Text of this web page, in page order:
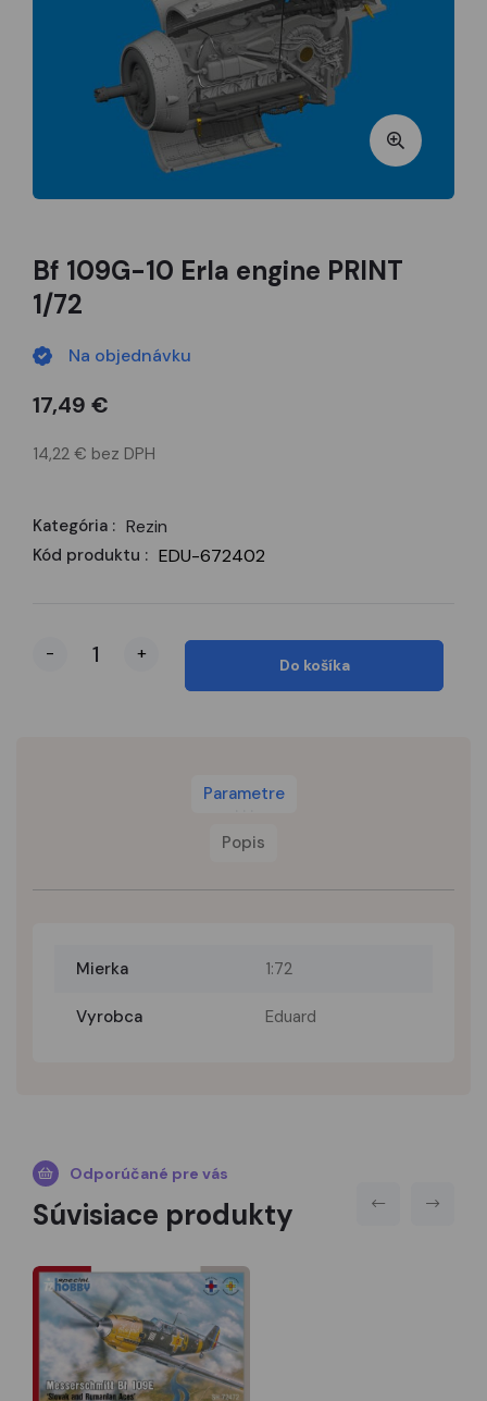
Bf 109G-10 Erla engine PRINT
1/72
Na objednávku
17,49 €
14,22 € bez DPH
Kategória : Rezin
Kód produktu : EDU-672402
- +
Do košíka
Parametre
Popis
Mierka 1:72
Vyrobca Eduard
Odporúčané pre vás
Súvisiace produkty